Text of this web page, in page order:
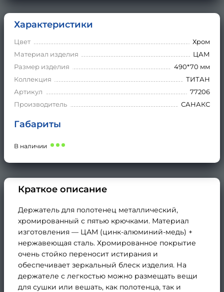
Характеристики
Цвет
Хром
Материал изделия
ЦАМ
Размер изделия
490*70 мм
Коллекция
ТИТАН
Артикул
77206
Производитель
САНАКС
Габариты
В наличии
Краткое описание
Держатель для полотенец металлический,
хромированный с пятью крючками. Материал
изготовления — ЦАМ (цинк-алюминий-медь) +
нержавеющая сталь. Хромированное покрытие
очень стойко переносит истирания и
обеспечивает зеркальный блеск изделия. На
держателе с легкостью можно размещать вещи
для сушки или вешать, как полотенца, так и